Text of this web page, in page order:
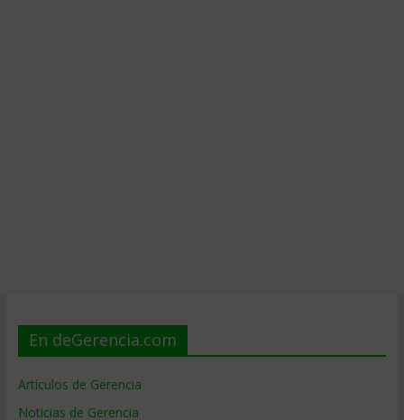
En deGerencia.com
Artículos de Gerencia
Noticias de Gerencia